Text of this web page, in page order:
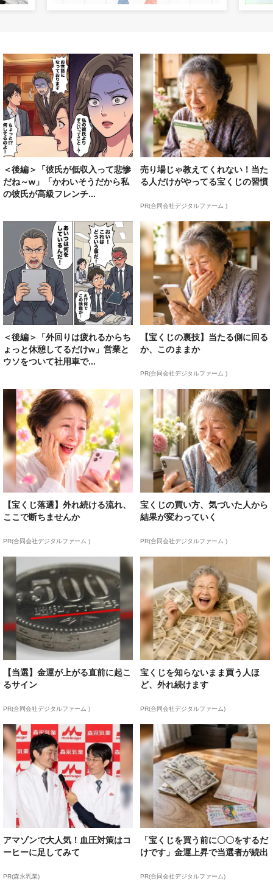
＜後編＞「彼氏が低収入って悲惨
だね～w」「かわいそうだから私
の彼氏が高級フレンチ...
売り場じゃ教えてくれない！当た
る人だけがやってる宝くじの習慣
PR(合同会社デジタルファーム )
＜後編＞「外回りは疲れるからち
ょっと休憩してるだけw」営業と
ウソをついて社用車で...
【宝くじの裏技】当たる側に回る
か、このままか
PR(合同会社デジタルファーム )
【宝くじ落選】外れ続ける流れ、
ここで断ちませんか
PR(合同会社デジタルファーム )
宝くじの買い方、気づいた人から
結果が変わっていく
PR(合同会社デジタルファーム )
【当選】金運が上がる直前に起こ
るサイン
PR(合同会社デジタルファーム )
宝くじを知らないまま買う人ほ
ど、外れ続けます
PR(合同会社デジタルファーム)
アマゾンで大人気！血圧対策はコ
ーヒーに足してみて
PR(森永乳業)
「宝くじを買う前に〇〇をするだ
けです」金運上昇で当選者が続出
PR(合同会社デジタルファーム)